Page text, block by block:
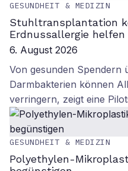
GESUNDHEIT & MEDIZIN
Stuhltransplantation
Erdnussallergie helfen
6. August 2026
Von gesunden Spendern
Darmbakterien können
verringern, zeigt eine
GESUNDHEIT & MEDIZIN
Polyethylen-